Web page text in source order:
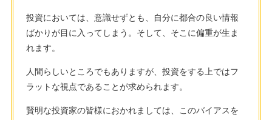
投資においては、意識せずとも、自分に都合の良い情報
ばかりが目に入ってしまう。そして、そこに偏重が生ま
れます。
人間らしいところでもありますが、投資をする上ではフ
ラットな視点であることが求められます。
賢明な投資家の皆様におかれましては、このバイアスを